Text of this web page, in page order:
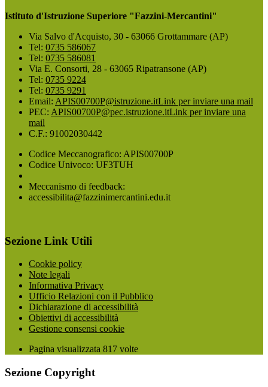
Istituto d'Istruzione Superiore "Fazzini-Mercantini"
Via Salvo d'Acquisto, 30 - 63066 Grottammare (AP)
Tel: 0735 586067
Tel: 0735 586081
Via E. Consorti, 28 - 63065 Ripatransone (AP)
Tel: 0735 9224
Tel: 0735 9291
Email: APIS00700P@istruzione.itLink per inviare una mail
PEC: APIS00700P@pec.istruzione.itLink per inviare una
mail
C.F.: 91002030442
Codice Meccanografico: APIS00700P
Codice Univoco: UF3TUH
Meccanismo di feedback:
accessibilita@fazzinimercantini.edu.it
Sezione Link Utili
Cookie policy
Note legali
Informativa Privacy
Ufficio Relazioni con il Pubblico
Dichiarazione di accessibilità
Obiettivi di accessibilità
Gestione consensi cookie
Pagina visualizzata 817 volte
Sezione Copyright